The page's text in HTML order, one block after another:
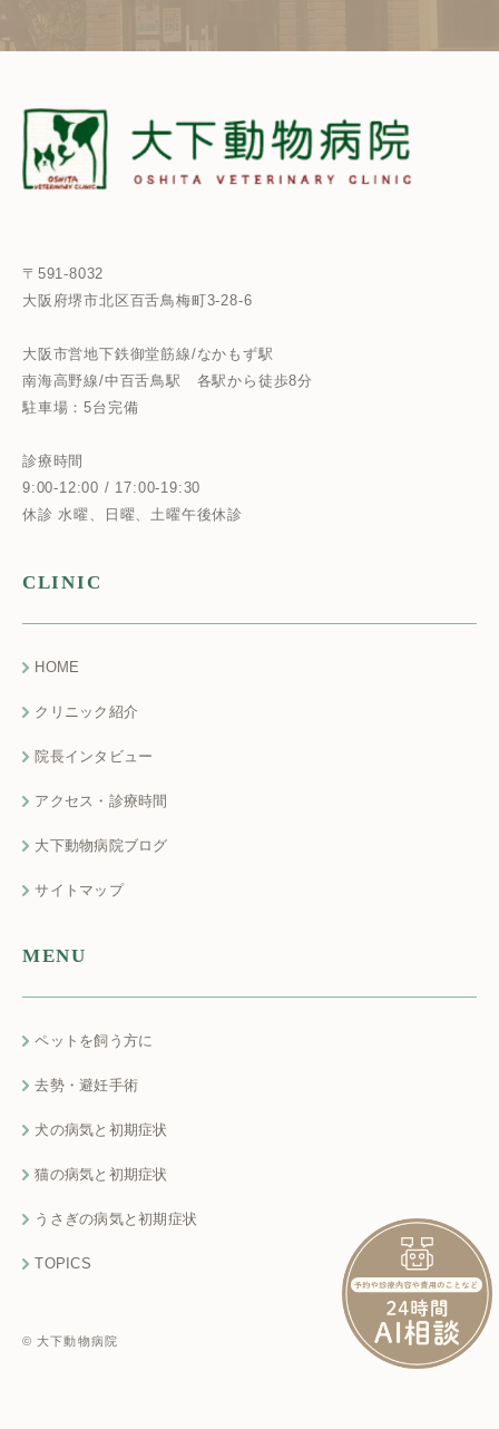
〒591-8032
大阪府堺市北区百舌鳥梅町3-28-6
大阪市営地下鉄御堂筋線/なかもず駅
南海高野線/中百舌鳥駅 各駅から徒歩8分
駐車場：5台完備
診療時間
9:00-12:00 / 17:00-19:30
休診 水曜、日曜、土曜午後休診
CLINIC
HOME
クリニック紹介
院長インタビュー
アクセス・診療時間
大下動物病院ブログ
サイトマップ
MENU
ペットを飼う方に
去勢・避妊手術
犬の病気と初期症状
猫の病気と初期症状
うさぎの病気と初期症状
TOPICS
© 大下動物病院